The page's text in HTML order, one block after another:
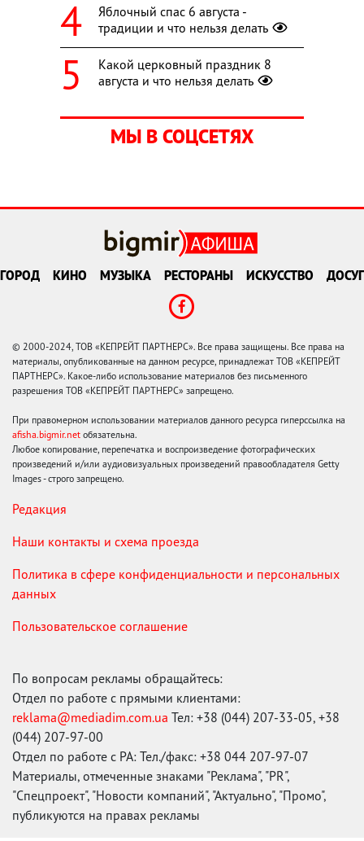
Яблочный спас 6 августа -
традиции и что нельзя делать
Какой церковный праздник 8
августа и что нельзя делать
МЫ В СОЦСЕТЯХ
ГОРОД КИНО МУЗЫКА РЕСТОРАНЫ ИСКУССТВО ДОСУГ
© 2000-2024, ТОВ «КЕПРЕЙТ ПАРТНЕРС». Все права защищены. Все права на
материалы, опубликованные на данном ресурсе, принадлежат ТОВ «КЕПРЕЙТ
ПАРТНЕРС». Какое-либо использование материалов без письменного
разрешения ТОВ «КЕПРЕЙТ ПАРТНЕРС» запрещено.
При правомерном использовании материалов данного ресурса гиперссылка на
afisha.bigmir.net обязательна.
Любое копирование, перепечатка и воспроизведение фотографических
произведений и/или аудиовизуальных произведений правообладателя Getty
Images - строго запрещено.
Редакция
Наши контакты и схема проезда
Политика в сфере конфиденциальности и персональных
данных
Пользовательское соглашение
По вопросам рекламы обращайтесь:
Отдел по работе с прямыми клиентами:
reklama@mediadim.com.ua Тел: +38 (044) 207-33-05, +38
(044) 207-97-00
Отдел по работе с РА: Тел./факс: +38 044 207-97-07
Материалы, отмеченные знаками "Реклама", "PR",
"Спецпроект", "Новости компаний", "Актуально", "Промо",
публикуются на правах рекламы